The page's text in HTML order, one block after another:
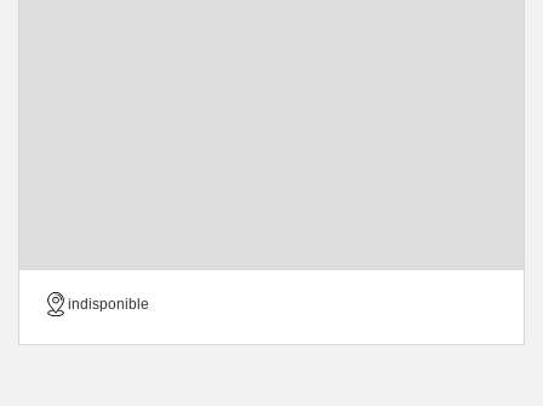
indisponible